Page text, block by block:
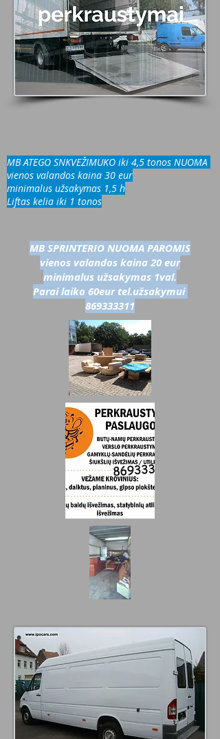
MB ATEGO SNKVEŽIMUKO iki 4,5 tonos NUOMA
vienos valandos kaina 30 eur
minimalus užsakymas 1,5 h
Liftas kelia iki 1 tonos
MB SPRINTERIO NUOMA PAROMIS
vienos valandos kaina 20 eur
minimalus užsakymas 1val.
Parai laiko 60eur tel.užsakymui
869333311